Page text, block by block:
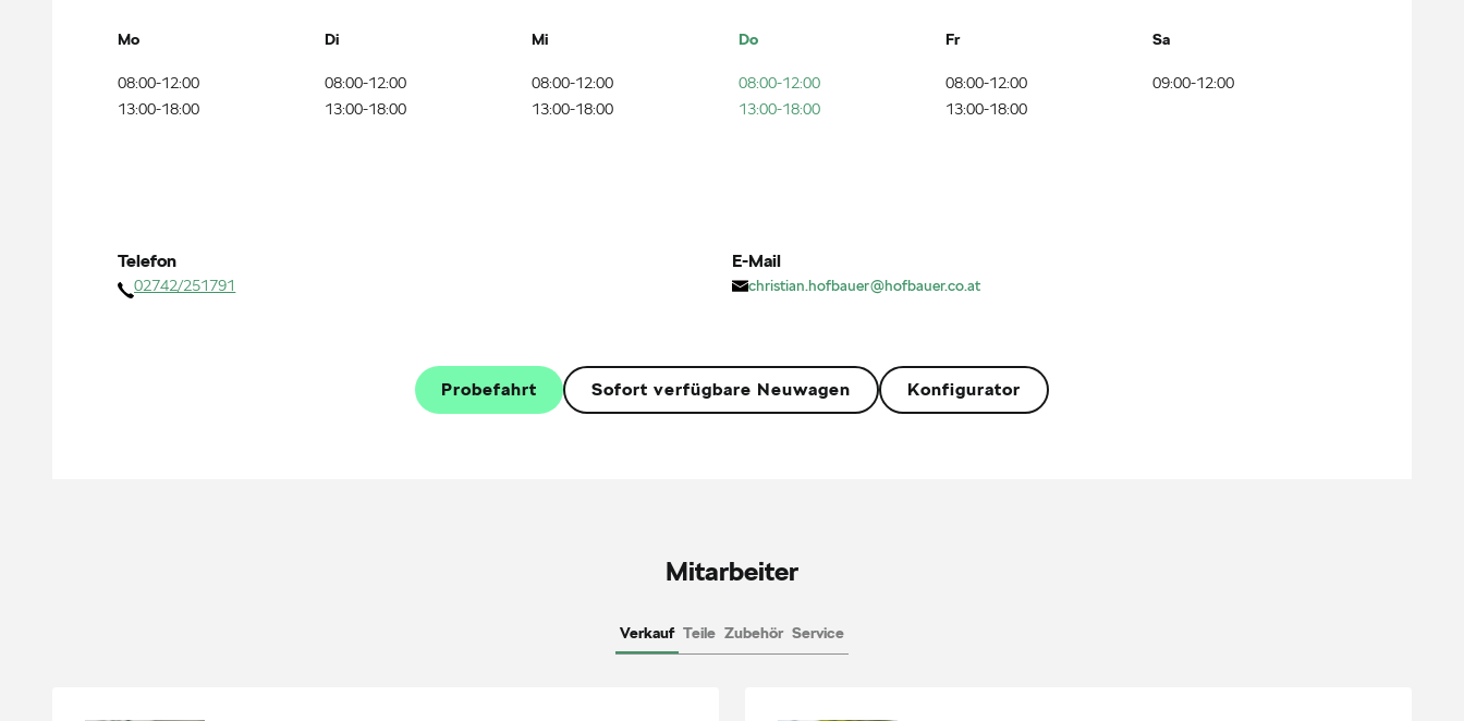
Mo
08:00-12:00
13:00-18:00
Di
08:00-12:00
13:00-18:00
Mi
08:00-12:00
13:00-18:00
Do
08:00-12:00
13:00-18:00
Fr
08:00-12:00
13:00-18:00
Sa
09:00-12:00
Telefon
02742/251791
E-Mail
christian.hofbauer@hofbauer.co.at
Probefahrt Sofort verfügbare Neuwagen Konfigurator
Mitarbeiter
Verkauf Teile Zubehör Service